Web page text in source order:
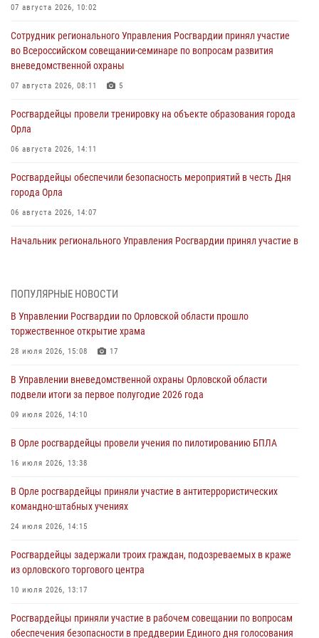
07 августа 2026, 10:02
Сотрудник регионального Управления Росгвардии принял участие
во Всероссийском совещании-семинаре по вопросам развития
вневедомственной охраны
07 августа 2026, 08:11 5
Росгвардейцы провели тренировку на объекте образования города
Орла
06 августа 2026, 14:11
Росгвардейцы обеспечили безопасность мероприятий в честь Дня
города Орла
06 августа 2026, 14:07
Начальник регионального Управления Росгвардии принял участие в
первое полугодие
05 августа 2026, 13:12
совершении противоправных действий
04 августа 2026, 14:21
04 августа 2026, 14:06
предоставлении госуслуг
03 августа 2026, 14:30
ПОПУЛЯРНЫЕ НОВОСТИ
В Управлении Росгвардии по Орловской области прошло
торжественное открытие храма
28 июля 2026, 15:08 17
В Управлении вневедомственной охраны Орловской области
подвели итоги за первое полугодие 2026 года
09 июля 2026, 14:10
В Орле росгвардейцы провели учения по пилотированию БПЛА
16 июля 2026, 13:38
В Орле росгвардейцы приняли участие в антитеррористических
командно-штабных учениях
24 июля 2026, 14:15
Росгвардейцы задержали троих граждан, подозреваемых в краже
из орловского торгового центра
10 июля 2026, 13:17
Росгвардейцы приняли участие в рабочем совещании по вопросам
обеспечения безопасности в преддверии Единого дня голосования